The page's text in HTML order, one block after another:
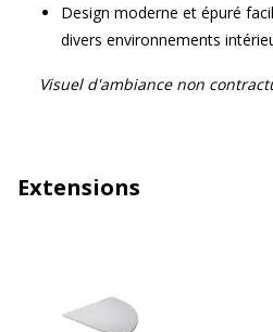
Design moderne et épuré
divers environnements
Visuel d'ambiance non
Extensions